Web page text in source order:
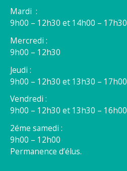
Mardi :
9h00 – 12h30 et 14h00 – 17h30
Mercredi :
9h00 – 12h30
Jeudi :
9h00 – 12h30 et 13h30 – 17h00
Vendredi :
9h00 – 12h30 et 13h30 – 16h00
2éme samedi :
9h00 – 12h00
Permanence d’élus.